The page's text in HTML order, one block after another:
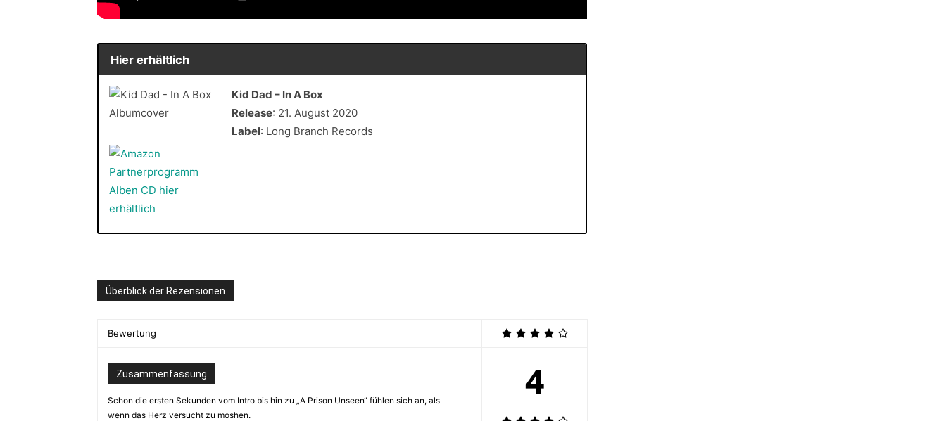
Hier erhältlich
Kid Dad – In A Box
Release: 21. August 2020
Label: Long Branch Records
Überblick der Rezensionen
Bewertung
Zusammenfassung
Schon die ersten Sekunden vom Intro bis hin zu „A Prison Unseen“ fühlen sich an, als
wenn das Herz versucht zu moshen.
4